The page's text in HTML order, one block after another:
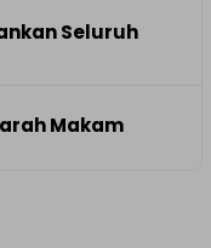
Seluruh
Makam